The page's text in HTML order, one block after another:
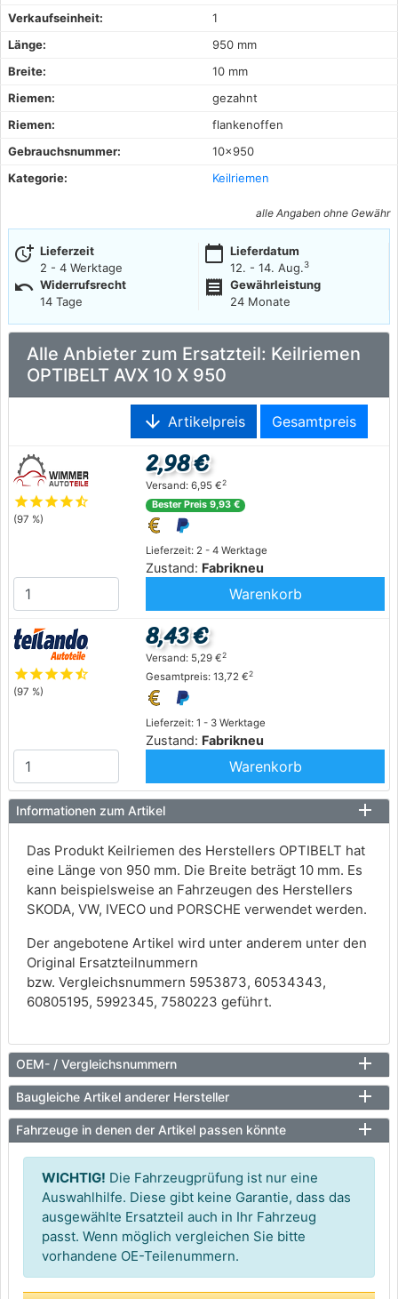
Verkaufseinheit:
1
Länge:
950 mm
Breite:
10 mm
Riemen:
gezahnt
Riemen:
flankenoffen
Gebrauchsnummer:
10x950
Kategorie:
Keilriemen
alle Angaben ohne Gewähr
more_time Lieferzeit
2 - 4 Werktage
calendar_today Lieferdatum
12. - 14. Aug.3
undo Widerrufsrecht
14 Tage
receipt
Gewährleistung
24 Monate
Alle Anbieter zum Ersatzteil: Keilriemen
OPTIBELT AVX 10 X 950
arrow_downward Artikelpreis Gesamtpreis
starstarstarstarstar_half
(97 %)
Lieferzeit: 2 - 4 Werktage
Zustand: Fabrikneu
2,98 €
Versand: 6,95 €2
Bester Preis 9,93 €
Warenkorb
starstarstarstarstar_half
(97 %)
Lieferzeit: 1 - 3 Werktage
Zustand: Fabrikneu
8,43 €
Versand: 5,29 €2
Gesamtpreis: 13,72 €2
Warenkorb
Informationen zum Artikel
Das Produkt Keilriemen des Herstellers OPTIBELT hat
eine Länge von 950 mm. Die Breite beträgt 10 mm. Es
kann beispielsweise an Fahrzeugen des Herstellers
SKODA, VW, IVECO und PORSCHE verwendet werden.
Der angebotene Artikel wird unter anderem unter den
Original Ersatzteilnummern
bzw. Vergleichsnummern 5953873, 60534343,
60805195, 5992345, 7580223 geführt.
OEM- / Vergleichsnummern
Baugleiche Artikel anderer Hersteller
Fahrzeuge in denen der Artikel passen könnte
WICHTIG! Die Fahrzeugprüfung ist nur eine
Auswahlhilfe. Diese gibt keine Garantie, dass das
ausgewählte Ersatzteil auch in Ihr Fahrzeug
passt. Wenn möglich vergleichen Sie bitte
vorhandene OE-Teilenummern.